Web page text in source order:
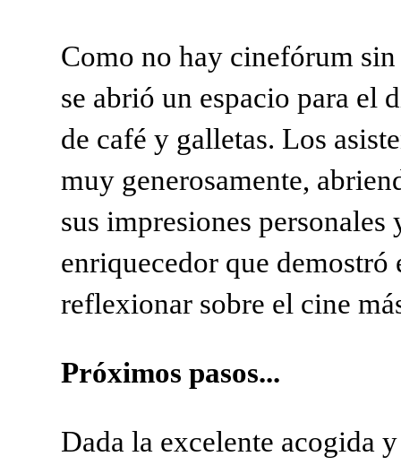
Como no hay cinefórum
se abrió un espacio para el
de café y galletas. Los
muy generosamente,
sus impresiones
enriquecedor que
reflexionar sobre el cine
Próximos pasos...
Dada la excelente acogida